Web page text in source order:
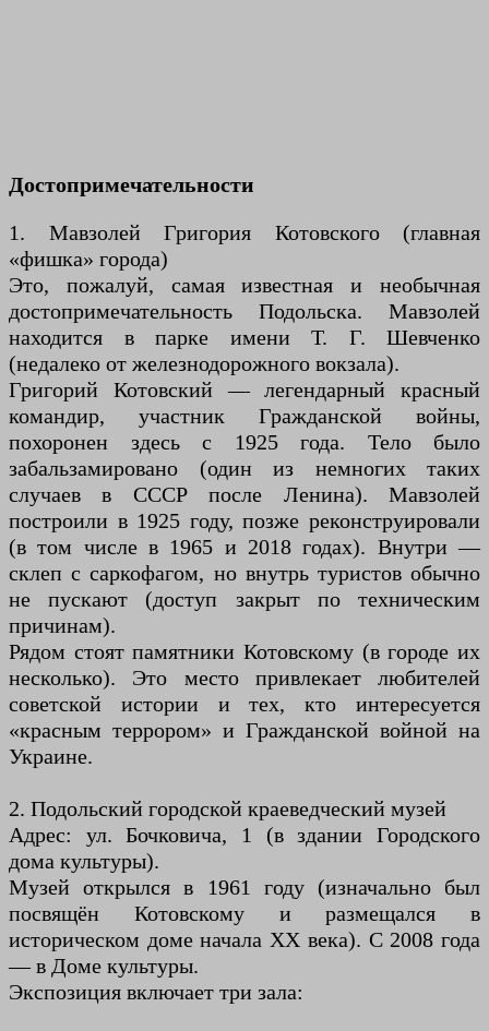
Достопримечательности
1. Мавзолей Григория Котовского (главная
«фишка» города)
Это, пожалуй, самая известная и необычная
достопримечательность Подольска. Мавзолей
находится в парке имени Т. Г. Шевченко
(недалеко от железнодорожного вокзала).
Григорий Котовский — легендарный красный
командир, участник Гражданской войны,
похоронен здесь с 1925 года. Тело было
забальзамировано (один из немногих таких
случаев в СССР после Ленина). Мавзолей
построили в 1925 году, позже реконструировали
(в том числе в 1965 и 2018 годах). Внутри —
склеп с саркофагом, но внутрь туристов обычно
не пускают (доступ закрыт по техническим
причинам).
Рядом стоят памятники Котовскому (в городе их
несколько). Это место привлекает любителей
советской истории и тех, кто интересуется
«красным террором» и Гражданской войной на
Украине.
2. Подольский городской краеведческий музей
Адрес: ул. Бочковича, 1 (в здании Городского
дома культуры).
Музей открылся в 1961 году (изначально был
посвящён Котовскому и размещался в
историческом доме начала XX века). С 2008 года
— в Доме культуры.
Экспозиция включает три зала: